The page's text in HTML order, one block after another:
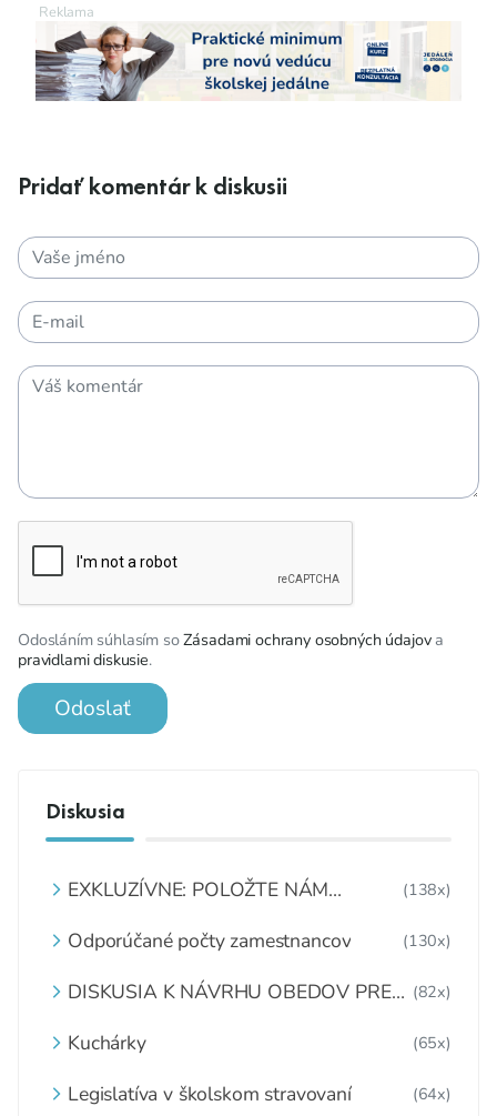
Pridať komentár k diskusii
Odosláním súhlasím soZásadami ochrany osobných údajova
pravidlami diskusie.
Odoslať
Diskusia
EXKLUZÍVNE: POLOŽTE NÁM
(138x)
Odporúčané počty zamestnancov (130x)
DISKUSIA K NÁVRHU OBEDOV PRE
(82x)
Kuchárky (65x)
Legislatíva v školskom stravovaní (64x)